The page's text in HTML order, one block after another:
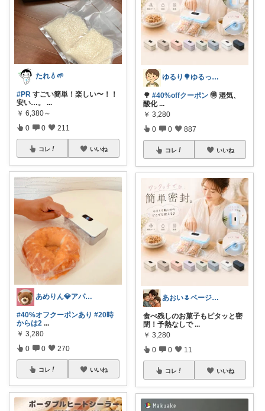
たれ💧🌱
#PR すごい簡単！楽しい〜！！
安い…。 ...
￥ 6,380～
0 0 211
コレ いいね
あめりん💎アパレル♡グルメ♡インテリア
#40%オフクーポンあり #20時
からは2 ...
￥ 3,280
0 0 270
コレ いいね
ゆるり🌳ゆるっと暮らし整える🧺🫕
🌳 #40%offクーポン 🉐 湿気、
酸化 ...
￥ 3,280
0 0 887
コレ いいね
あおい🌷ベージュ好き♡時短アイテム好き
食べ残しのお菓子もピタッと密
閉！予熱なしで ...
￥ 3,280
0 0 11
コレ いいね